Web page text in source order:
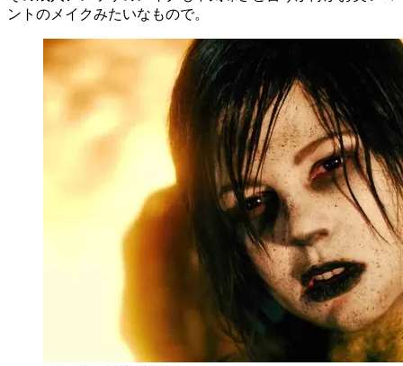
ントのメイクみたいなもので。